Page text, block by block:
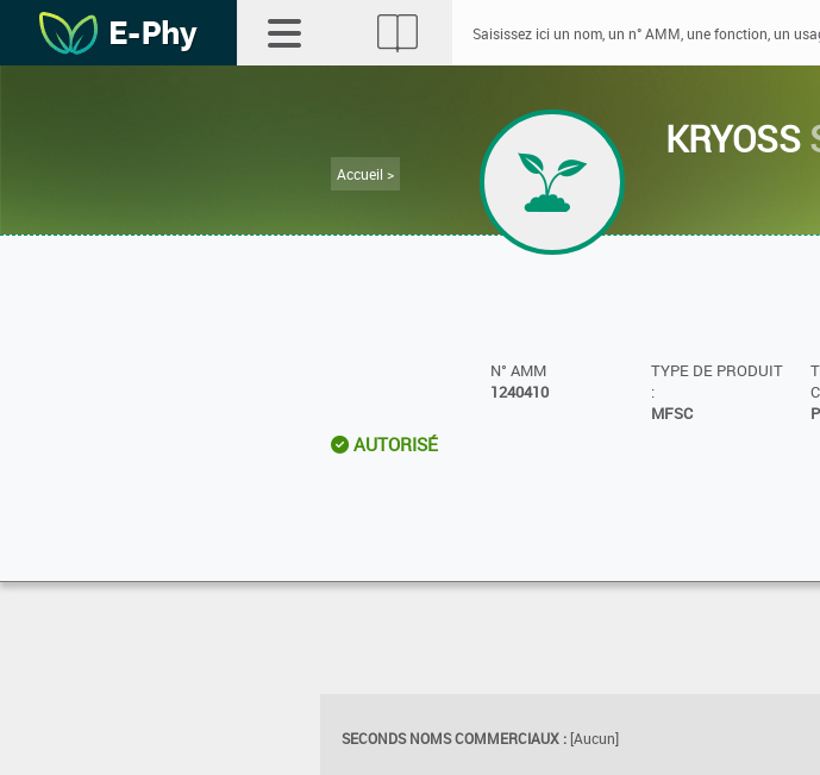
Accueil >
KRYOSS
N° AMM
1240410
TYPE DE PRODUIT
:
MFSC
AUTORISÉ
SECONDS NOMS COMMERCIAUX : [Aucun]